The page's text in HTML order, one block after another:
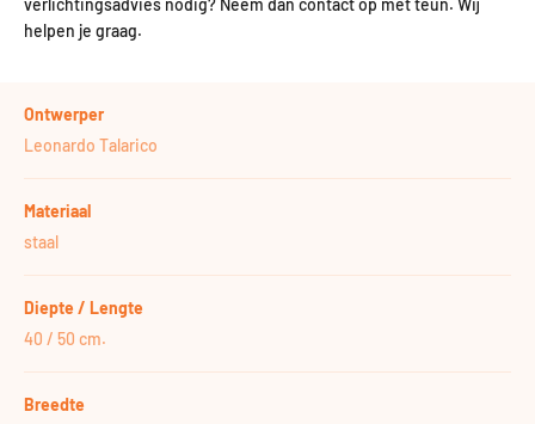
verlichtingsadvies nodig? Neem dan contact op met teun. Wij
helpen je graag.
Ontwerper
Leonardo Talarico
Materiaal
staal
Diepte / Lengte
40 / 50 cm.
Breedte